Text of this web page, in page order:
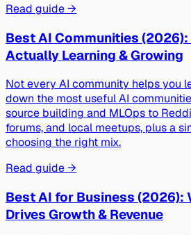
Read guide →
Best AI Communities (2026):
Actually Learning & Growing
Not every AI community helps you
down the most useful AI
source building and MLOps to
forums, and local meetups, plus a
choosing the right mix.
Read guide →
Best AI for Business (2026):
Drives Growth & Revenue